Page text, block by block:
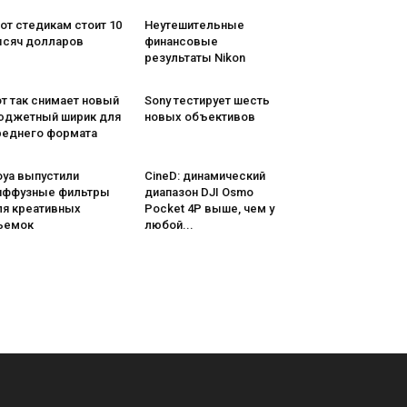
стедикам стоит 10
долларов
Неутешительные
финансовые
результаты Nikon
так снимает новый
ширик для
формата
Sony тестирует шесть
новых объективов
выпустили
фильтры
креативных
CineD: динамический
диапазон DJI Osmo
Pocket 4P выше, чем у
любой...